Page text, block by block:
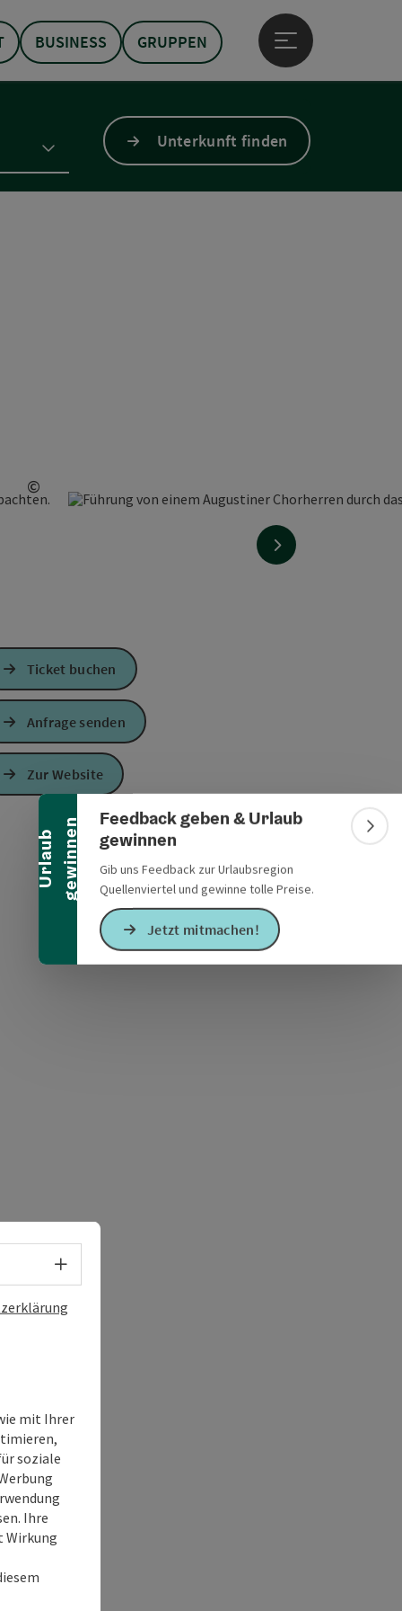
U
r
l
a
u
b
g
e
w
i
n
n
e n
Banner einklappen
Feedback geben & Urlaub
gewinnen
Gib uns Feedback zur Urlaubsregion
Quellenviertel und gewinne tolle Preise.
Jetzt mitmachen!
BUSINESS GRUPPEN
Hauptmenü öffnen
Unterkunft finden
©
Copyright öffnen
nächstes Element
öffnenöffnen
Ticket buchen
Anfrage senden
Zur Website
Sprachwahl - Menü öffnen
mit Ihrer
soziale
Ihre
Wirkung